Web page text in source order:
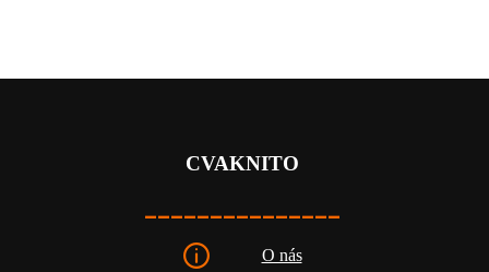
CVAKNITO
_______________
O nás